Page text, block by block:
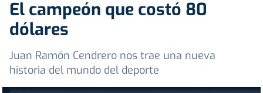
El campeón que costó 80
dólares
Juan Ramón Cendrero nos trae una nueva
historia del mundo del deporte